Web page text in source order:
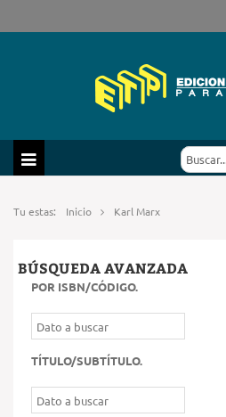
Tu estas: Inicio Karl Marx
BÚSQUEDA AVANZADA
POR ISBN/CÓDIGO.
TÍTULO/SUBTÍTULO.